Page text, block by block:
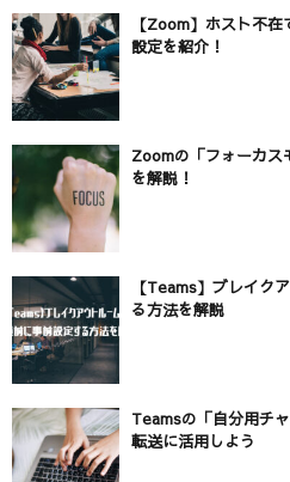
【Zoom】ホスト不
設定を紹介！
Zoomの「フォーカス
を解説！
【Teams】ブレイク
る方法を解説
Teamsの「自分用チ
転送に活用しよう